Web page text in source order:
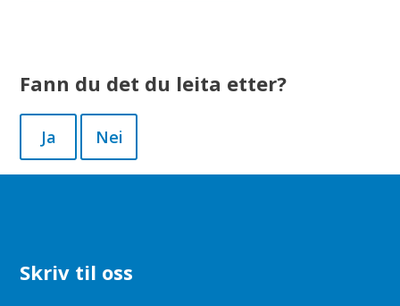
Fann du det du leita etter?
Ja Nei
Skriv til oss